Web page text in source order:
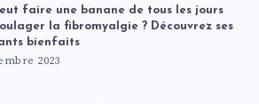
faire une banane de tous les jours
la fibromyalgie ? Découvrez ses
bienfaits
2023